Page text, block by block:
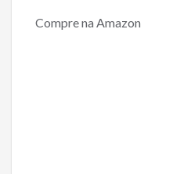
Compre na Amazon